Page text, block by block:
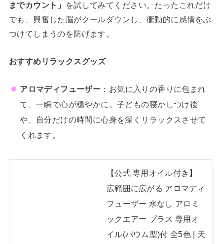
までカウント」
を試してみてください。たったこれだけ
でも、興奮した脳がクールダウンし、衝動的に感情をぶ
つけてしまうのを防げます。
おすすめリラックスグッズ
アロマディフューザー ：お気に入りの香りに包まれ
て、一瞬で心が穏やかに。子どもの寝かしつけ後
や、自分だけの時間に心身を深くリラックスさせて
くれます。
【公式 専用オイル付き】
広範囲に広がる アロマディ
フューザー 水なし アロミ
ックエアー プラス 専用オ
イル(バウム型)付 全5色 | 天